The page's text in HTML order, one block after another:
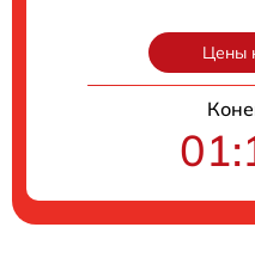
Цены